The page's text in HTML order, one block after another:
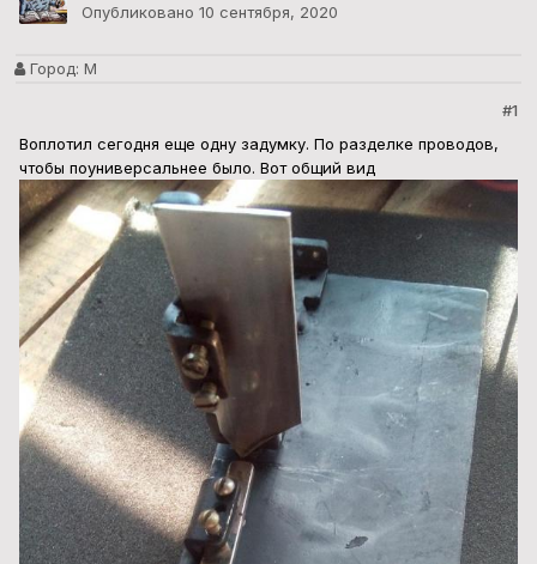
Опубликовано 10 сентября, 2020
Город: М
#1
Воплотил сегодня еще одну задумку. По разделке проводов,
чтобы поуниверсальнее было. Вот общий вид